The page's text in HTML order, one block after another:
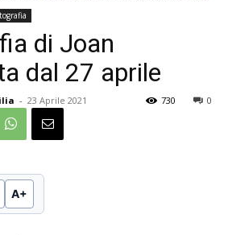
di Joan
dal 27 aprile
- 23 Aprile 2021 0
730
A+